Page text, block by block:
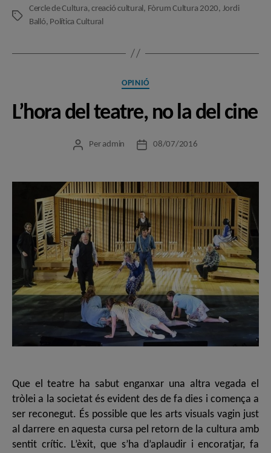
Etiquetes
Cercle de Cultura,creació cultural , Fòrum Cultura 2020, Jordi
Balló, Política Cultural
Categories
OPINIÓ
L’hora del teatre, no la del cine
Autor
Per admin
Data08/07/2016
Que el teatre ha sabut enganxar una altra vegada el
tròlei a la societat és evident des de fa dies i comença a
ser reconegut. És possible que les arts visuals vagin just
al darrere en aquesta cursa pel retorn de la cultura amb
sentit crític. L’èxit, que s’ha d’aplaudir i encoratjar, fa